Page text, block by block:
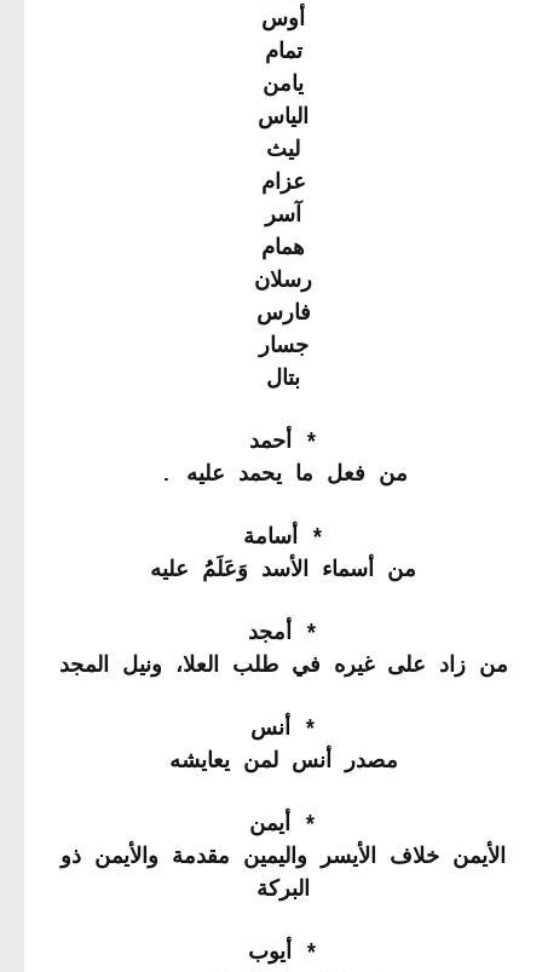
أوس
تمام
يامن
الياس
ليث
عزام
آسر
همام
رسلان
فارس
جسار
بتال
* أحمد
من فعل ما يحمد عليه .
* أسامة
من أسماء الأسد وَعَلَمُُ عليه
* أمجد
من زاد على غيره في طلب العلا، ونيل المجد
* أنس
مصدر أنس لمن يعايشه
* أيمن
الأيمن خلاف الأيسر واليمين مقدمة والأيمن ذو
البركة
* أيوب